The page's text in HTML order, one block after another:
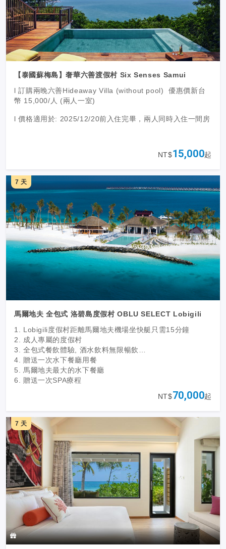
【泰國蘇梅島】奢華六善渡假村 Six Senses Samui
l 訂購兩晚六善Hideaway Villa (without pool) 優惠價新台
幣 15,000/人 (兩人一室)
l 價格適用於: 2025/12/20前入住完畢，兩人同時入住一間房
NT$15,000起
7 天
馬爾地夫 全包式 洛碧島度假村 OBLU SELECT Lobigili
1. Lobigili度假村距離馬爾地夫機場坐快艇只需15分鐘
2. 成人專屬的度假村
3. 全包式餐飲體驗, 酒水飲料無限暢飲
4. 贈送一次水下餐廳用餐
5. 馬爾地夫最大的水下餐廳
6. 贈送一次SPA療程
NT$70,000起
7 天